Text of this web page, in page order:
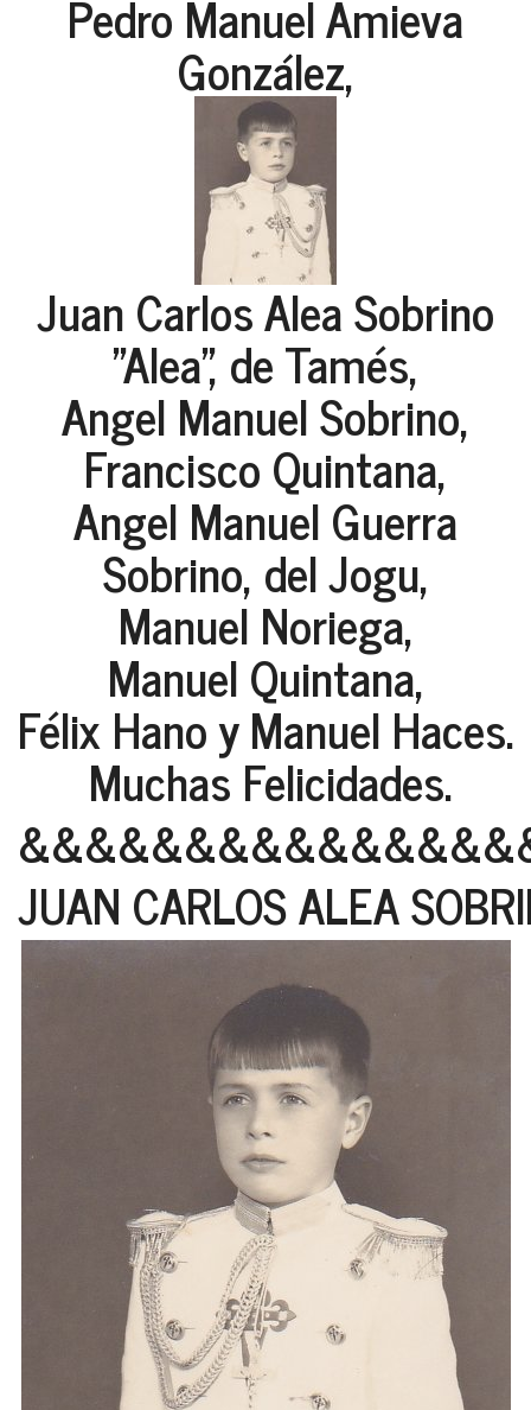
Pedro Manuel Amieva
González,
Juan Carlos Alea Sobrino
"Alea", de Tamés,
Angel Manuel Sobrino,
Francisco Quintana,
Angel Manuel Guerra
Sobrino, del Jogu,
Manuel Noriega,
Manuel Quintana,
Félix Hano y Manuel Haces.
Muchas Felicidades.
JUAN CARLOS ALEA